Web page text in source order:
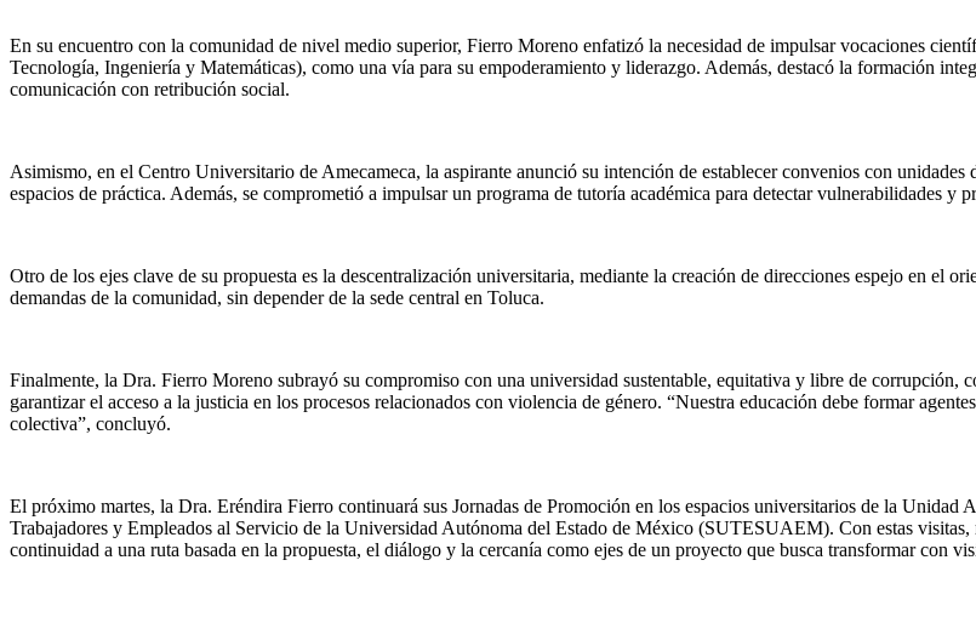
En su encuentro con la comunidad de nivel medio superior, Fierro Moreno enfatizó la necesidad de impulsar vocaciones
Tecnología, Ingeniería y Matemáticas), como una vía para su empoderamiento y liderazgo. Además, destacó la formación
comunicación con retribución social.
Asimismo, en el Centro Universitario de Amecameca, la aspirante anunció su intención de establecer convenios con unidades
espacios de práctica. Además, se comprometió a impulsar un programa de tutoría académica para detectar vulnerabilidades y
Otro de los ejes clave de su propuesta es la descentralización universitaria, mediante la creación de direcciones espejo en el
demandas de la comunidad, sin depender de la sede central en Toluca.
Finalmente, la Dra. Fierro Moreno subrayó su compromiso con una universidad sustentable, equitativa y libre de corrupción,
garantizar el acceso a la justicia en los procesos relacionados con violencia de género. “Nuestra educación debe formar
colectiva”, concluyó.
El próximo martes, la Dra. Eréndira Fierro continuará sus Jornadas de Promoción en los espacios universitarios de la
Trabajadores y Empleados al Servicio de la Universidad Autónoma del Estado de México (SUTESUAEM). Con estas
continuidad a una ruta basada en la propuesta, el diálogo y la cercanía como ejes de un proyecto que busca transformar con